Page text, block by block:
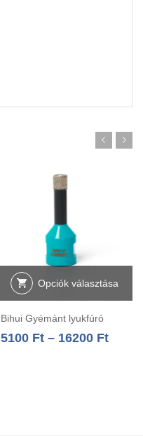
Opciók választása
Bihui Gyémánt lyukfúró
5100 Ft – 16200 Ft